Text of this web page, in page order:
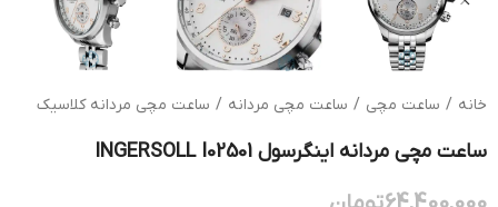
خانه / ساعت مچی / ساعت مچی مردانه / ساعت مچی مردانه کلاسیک
ساعت مچی مردانه اینگرسول INGERSOLL I02501